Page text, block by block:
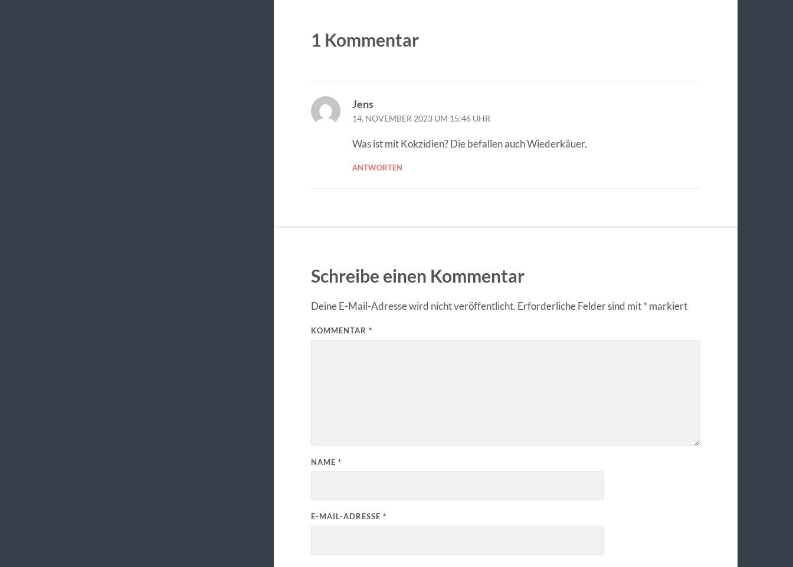
1 Kommentar
Jens
14. NOVEMBER 2023 UM 15:46 UHR
Was ist mit Kokzidien? Die befallen auch Wiederkäuer.
ANTWORTEN
Schreibe einen Kommentar
Deine E-Mail-Adresse wird nicht veröffentlicht. Erforderliche Felder sind mit* markiert
KOMMENTAR *
NAME *
E-MAIL-ADRESSE *